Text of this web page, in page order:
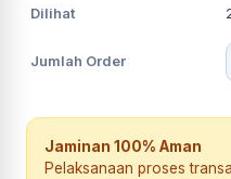
Dilihat
Jumlah Order
Jaminan 100% Aman
Pelaksanaan proses